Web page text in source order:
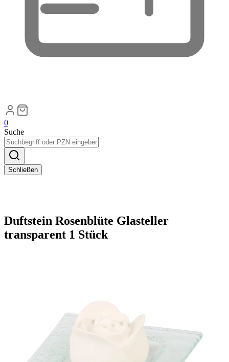
0
Suche
Schließen
Duftstein Rosenblüte Glasteller
transparent 1 Stück